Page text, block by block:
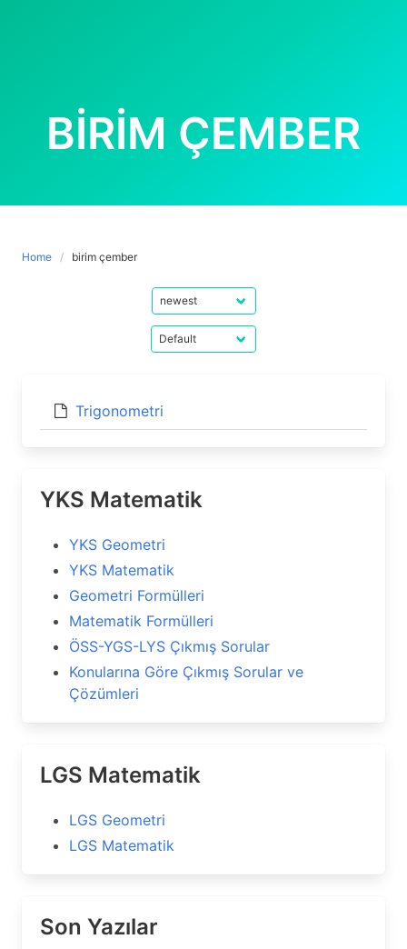
BIRIM ÇEMBER
Home birim çember
Trigonometri
YKS Matematik
YKS Geometri
YKS Matematik
Geometri Formülleri
Matematik Formülleri
ÖSS-YGS-LYS Çıkmış Sorular
Konularına Göre Çıkmış Sorular ve
Çözümleri
LGS Matematik
LGS Geometri
LGS Matematik
Son Yazılar